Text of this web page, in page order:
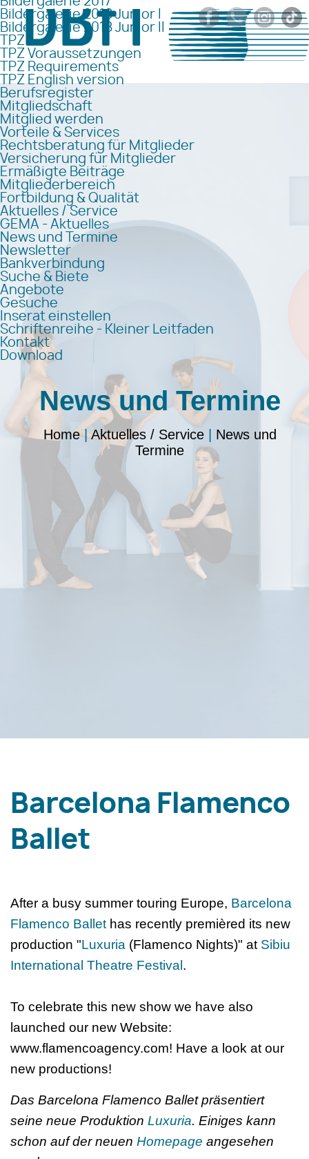
Bildergalerie 2018 Junior I
Bildergalerie 2018 Junior II
TPZ
TPZ Voraussetzungen
TPZ Requirements
TPZ English version
Berufsregister
Mitgliedschaft
Mitglied werden
Vorteile & Services
Rechtsberatung für Mitglieder
Versicherung für Mitglieder
Ermäßigte Beiträge
Mitgliederbereich
Fortbildung & Qualität
Aktuelles / Service
GEMA - Aktuelles
News und Termine
Newsletter
Bankverbindung
Suche & Biete
Angebote
Gesuche
Inserat einstellen
Schriftenreihe - Kleiner Leitfaden
Kontakt
Download
News und Termine
Home|Aktuelles / Service| News und
Termine
Barcelona Flamenco
Ballet
After a busy summer touring Europe, Barcelona
Flamenco Ballet has recently premièred its new
production "Luxuria (Flamenco Nights)" at Sibiu
International Theatre Festival .
To celebrate this new show we have also
launched our new Website:
www.flamencoagency.com! Have a look at our
new productions!
Das Barcelona Flamenco Ballet präsentiert
seine neue Produktion Luxuria. Einiges kann
schon auf der neuen Homepage angesehen